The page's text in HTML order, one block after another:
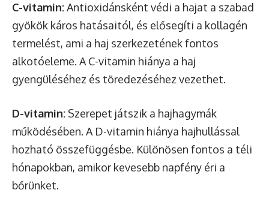
C-vitamin:Antioxidánsként védi a hajat a szabad
gyökök káros hatásaitól, és elősegíti a kollagén
termelést, ami a haj szerkezetének fontos
alkotóeleme. A C-vitamin hiánya a haj
gyengüléséhez és töredezéséhez vezethet.
D-vitamin: Szerepet játszik a hajhagymák
működésében. A D-vitamin hiánya hajhullással
hozható összefüggésbe. Különösen fontos a téli
hónapokban, amikor kevesebb napfény éri a
bőrünket.